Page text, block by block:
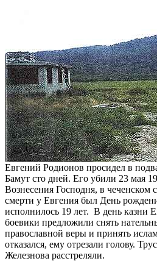
Евгений Родионов просидел в
Бамут сто дней. Его убили 23 мая
Вознесения Господня, в чеченском
смерти у Евгения был День
исполнилось 19 лет. В день казни
боевики предложили снять
православной веры и принять
отказался, ему отрезали голову.
Железнова расстреляли.